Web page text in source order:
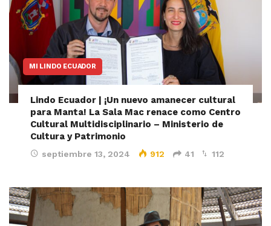
MI LINDO ECUADOR
Lindo Ecuador | ¡Un nuevo amanecer cultural
para Manta! La Sala Mac renace como Centro
Cultural Multidisciplinario – Ministerio de
Cultura y Patrimonio
septiembre 13, 2024 912 41 112